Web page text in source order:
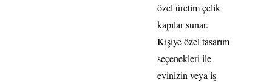
özel üretim çelik
kapılar sunar.
Kişiye özel tasarım
seçenekleri ile
evinizin veya iş